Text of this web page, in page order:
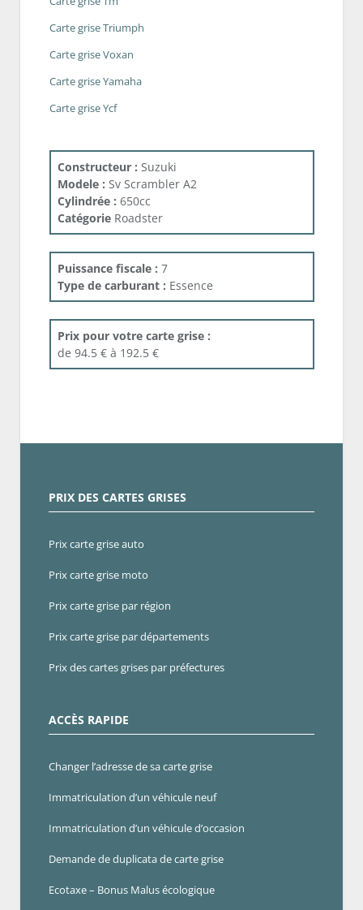
Carte grise Triumph
Carte grise Voxan
Carte grise Yamaha
Carte grise Ycf
Constructeur : Suzuki
Modele : Sv Scrambler A2
Cylindrée : 650cc
Catégorie Roadster
Puissance fiscale : 7
Type de carburant : Essence
Prix pour votre carte grise :
de 94.5 € à 192.5 €
PRIX DES CARTES GRISES
Prix carte grise auto
Prix carte grise moto
Prix carte grise par région
Prix carte grise par départements
Prix des cartes grises par préfectures
ACCÈS RAPIDE
Changer l’adresse de sa carte grise
Immatriculation d’un véhicule neuf
Immatriculation d’un véhicule d’occasion
Demande de duplicata de carte grise
Ecotaxe – Bonus Malus écologique